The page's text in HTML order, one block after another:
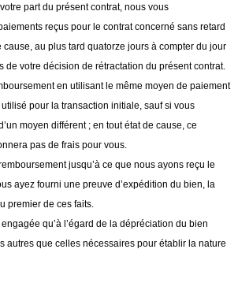
part du présent contrat, nous vous
reçus pour le contrat concerné sans retard
cause, au plus tard quatorze jours à compter du jour
de votre décision de rétractation du présent contrat.
en utilisant le même moyen de paiement
pour la transaction initiale, sauf si vous
moyen différent ; en tout état de cause, ce
pas de frais pour vous.
jusqu’à ce que nous ayons reçu le
ayez fourni une preuve d’expédition du bien, la
premier de ces faits.
qu’à l’égard de la dépréciation du bien
autres que celles nécessaires pour établir la nature